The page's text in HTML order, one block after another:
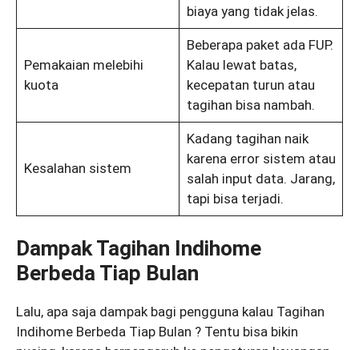
biaya yang tidak jelas.
Pemakaian melebihi
kuota
Beberapa paket ada FUP.
Kalau lewat batas,
kecepatan turun atau
tagihan bisa nambah.
Kesalahan sistem
Kadang tagihan naik
karena error sistem atau
salah input data. Jarang,
tapi bisa terjadi.
Dampak Tagihan Indihome
Berbeda Tiap Bulan
Lalu, apa saja dampak bagi pengguna kalau Tagihan
Indihome Berbeda Tiap Bulan ? Tentu bisa bikin